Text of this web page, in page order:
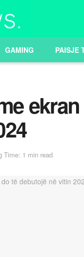
GAMING PAISJE
Time: 1 min read